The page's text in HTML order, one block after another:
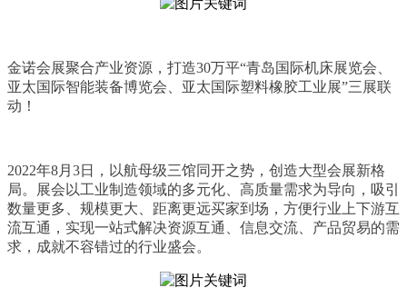
金诺会展聚合产业资源，打造30万平“青岛国际机床展览会、
亚太国际智能装备博览会、亚太国际塑料橡胶工业展”三展联
动！
2022年8月3日，以航母级三馆同开之势，创造大型会展新格
局。展会以工业制造领域的多元化、高质量需求为导向，吸引
数量更多、规模更大、距离更远买家到场，方便行业上下游互
流互通，实现一站式解决资源互通、信息交流、产品贸易的需
求，成就不容错过的行业盛会。